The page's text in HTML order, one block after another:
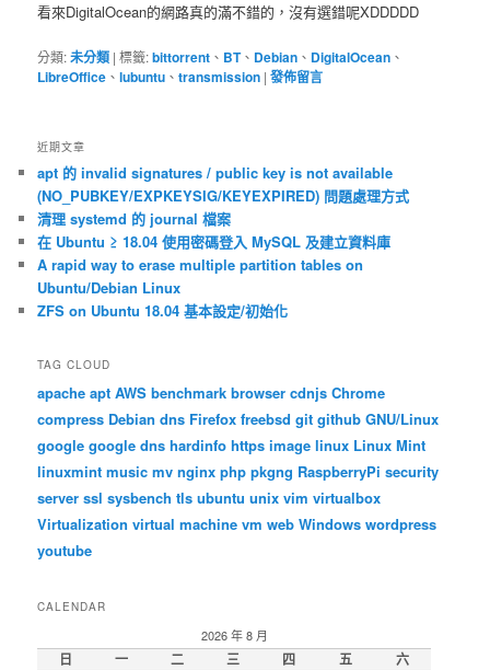
看來DigitalOcean的網路真的滿不錯的，沒有選錯呢XDDDDD
分類:未分類 |標籤:bittorrent 、 BT、 Debian 、 DigitalOcean 、
LibreOffice 、lubuntu 、transmission |發佈留言
近期文章
apt 的 invalid signatures / public key is not available
(NO_PUBKEY/EXPKEYSIG/KEYEXPIRED) 問題處理方式
清理 systemd 的 journal 檔案
在 Ubuntu ≥ 18.04 使用密碼登入 MySQL 及建立資料庫
A rapid way to erase multiple partition tables on
Ubuntu/Debian Linux
ZFS on Ubuntu 18.04 基本設定/初始化
TAG CLOUD
apache apt AWS benchmark browser cdnjs Chrome
compress Debian dns Firefox freebsd git github GNU/Linux
google google dns hardinfo https image linux Linux Mint
linuxmint music mv nginx php pkgng RaspberryPi security
server ssl sysbench tls ubuntu unix vim virtualbox
Virtualization virtual machine vm web Windows wordpress
youtube
CALENDAR
2026 年 8 月
日 一 二 三 四 五 六